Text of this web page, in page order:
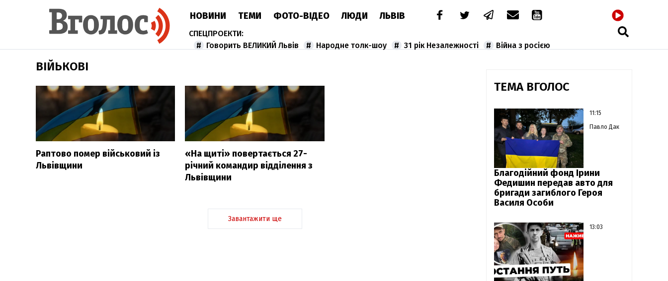
НОВИНИ ТЕМИ ФОТО-ВІДЕО ЛЮДИ ЛЬВІВ
Говорить ВЕЛИКИЙ Львів Народне толк-шоу 31 рік Незалежності Війна з росією
ВІЙЬКОВІ
Раптово помер військовий із
Львівщини
«На щиті» повертається 27-
річний командир відділення з
Львівщини
Завантажити ще
ТЕМА ВГОЛОС
11:15
Павло Дак
Благодійний фонд Ірини
Федишин передав авто для
бригади загиблого Героя
Василя Особи
13:03